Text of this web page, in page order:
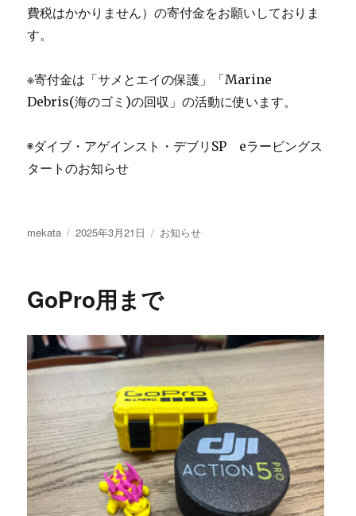
費税はかかりません）の寄付金をお願いしておりま
す。
※寄付金は「サメとエイの保護」「Marine
Debris(海のゴミ)の回収」の活動に使います。
◉ダイブ・アゲインスト・デブリSP eラービングス
タートのお知らせ
投
mekata
投
2025年3月21日
カ
ー
お知らせ
GoPro用まで